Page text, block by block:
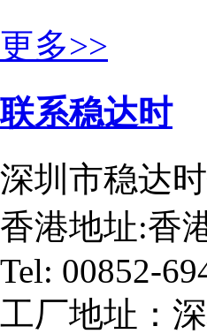
更多>>
联系稳达时
深圳市稳达
香港地址:香
Tel: 00852-
工厂地址：